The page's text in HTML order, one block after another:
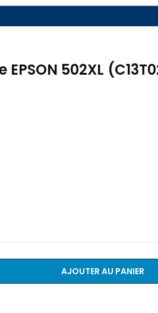
502XL
AJOUTER AU PANIER